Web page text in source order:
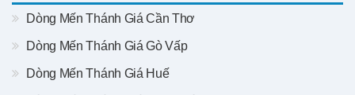
Dòng Mến Thánh Giá Cần Thơ
Dòng Mến Thánh Giá Gò Vấp
Dòng Mến Thánh Giá Huế